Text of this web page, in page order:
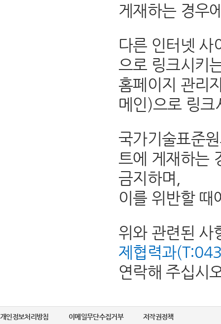
게재하는 경우
다른 인터넷 사
으로 링크시키
홈페이지 관리
메인)으로 링크
국가기술표준
트에 게재하는
금지하며,
이를 위반할 때
위와 관련된 사
제협력과
연락해 주십시
개인정보처리방침 이메일무단수집거부 저작권정책